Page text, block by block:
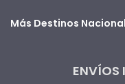
Más Destinos
ENVÍOS